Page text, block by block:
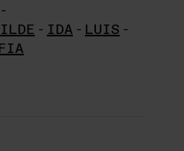
-
- IDA - LUIS -